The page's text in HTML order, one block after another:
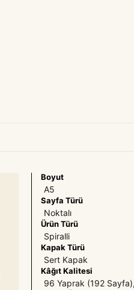
Boyut
A5
Sayfa Türü
Noktalı
Ürün Türü
Spiralli
Kapak Türü
Sert Kapak
Kâğıt Kalitesi
96 Yaprak (192